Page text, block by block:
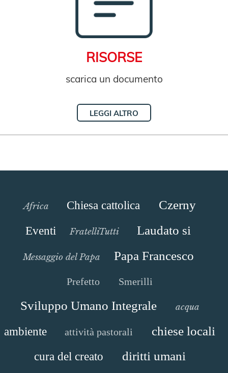
RISORSE
scarica un documento
LEGGI ALTRO
Africa Chiesa cattolica Czerny
Eventi FratelliTutti Laudato si
Messaggio del Papa Papa Francesco
Prefetto Smerilli
Sviluppo Umano Integrale acqua
ambiente attività pastorali chiese locali
cura del creato diritti umani